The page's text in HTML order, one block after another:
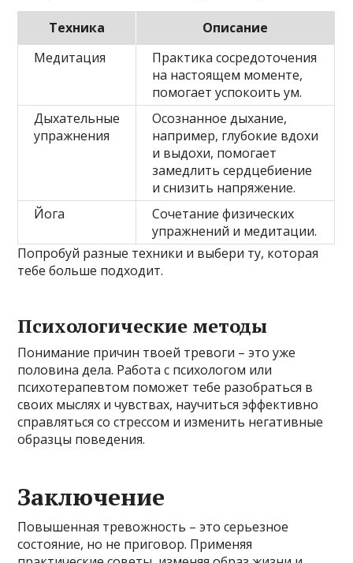
Техника
Описание
Медитация
Практика сосредоточения
на настоящем моменте,
помогает успокоить ум.
Дыхательные
упражнения
Осознанное дыхание,
например, глубокие вдохи
и выдохи, помогает
замедлить сердцебиение
и снизить напряжение.
Йога
Сочетание физических
упражнений и медитации.
Попробуй разные техники и выбери ту, которая
тебе больше подходит.
Психологические методы
Понимание причин твоей тревоги – это уже
половина дела. Работа с психологом или
психотерапевтом поможет тебе разобраться в
своих мыслях и чувствах, научиться эффективно
справляться со стрессом и изменить негативные
образцы поведения.
Заключение
Повышенная тревожность – это серьезное
состояние, но не приговор. Применяя